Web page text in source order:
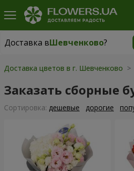
Доставка вШевченково?
Доставка вШевченково|
Доставка цветов в г. Шевченково >
Заказать сборные
Cортировка: дешевые дорогие